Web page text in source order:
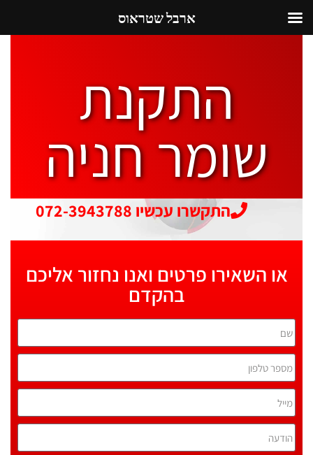
התקנת
שומר חניה
התקשרו עכשיו 072-3943788
או השאירו פרטים ואנו נחזור אליכם
בהקדם
ארבל שטראוס